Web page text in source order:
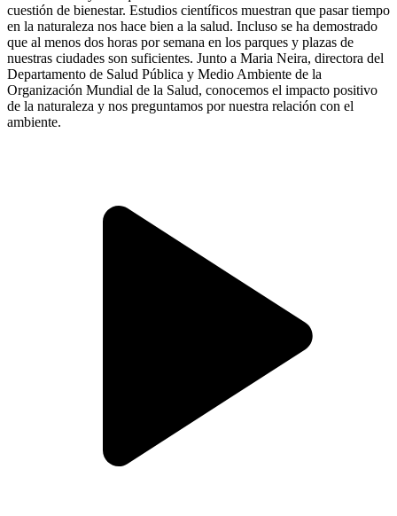
cuestión de bienestar. Estudios científicos muestran que pasar tiempo
en la naturaleza nos hace bien a la salud. Incluso se ha demostrado
que al menos dos horas por semana en los parques y plazas de
nuestras ciudades son suficientes. Junto a Maria Neira, directora del
Departamento de Salud Pública y Medio Ambiente de la
Organización Mundial de la Salud, conocemos el impacto positivo
de la naturaleza y nos preguntamos por nuestra relación con el
ambiente.